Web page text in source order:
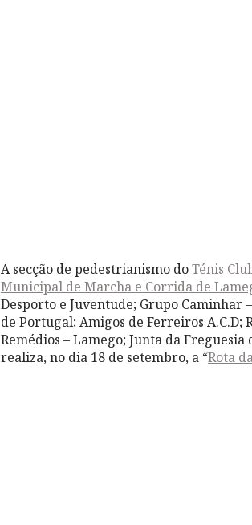
A secção de pedestrianismo doTénis
Municipal de Marcha e Corrida de
Desporto e Juventude; Grupo Caminhar
de Portugal; Amigos de Ferreiros A.C.D;
Remédios – Lamego; Junta da Freguesia
realiza, no dia 18 de setembro, a “Rota